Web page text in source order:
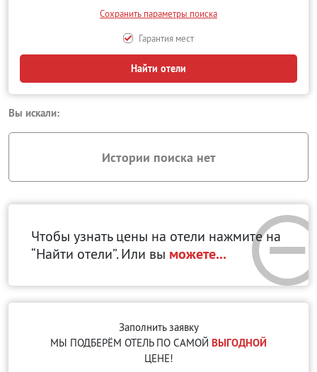
Сохранить параметры поиска
Гарантия мест
Найти отели
Вы искали:
Истории поиска нет
Чтобы узнать цены на отели нажмите на
“Найти отели”. Или вы можете...
Заполнить заявку
МЫ ПОДБЕРЁМ ОТЕЛЬ ПО САМОЙ ВЫГОДНОЙ
ЦЕНЕ!